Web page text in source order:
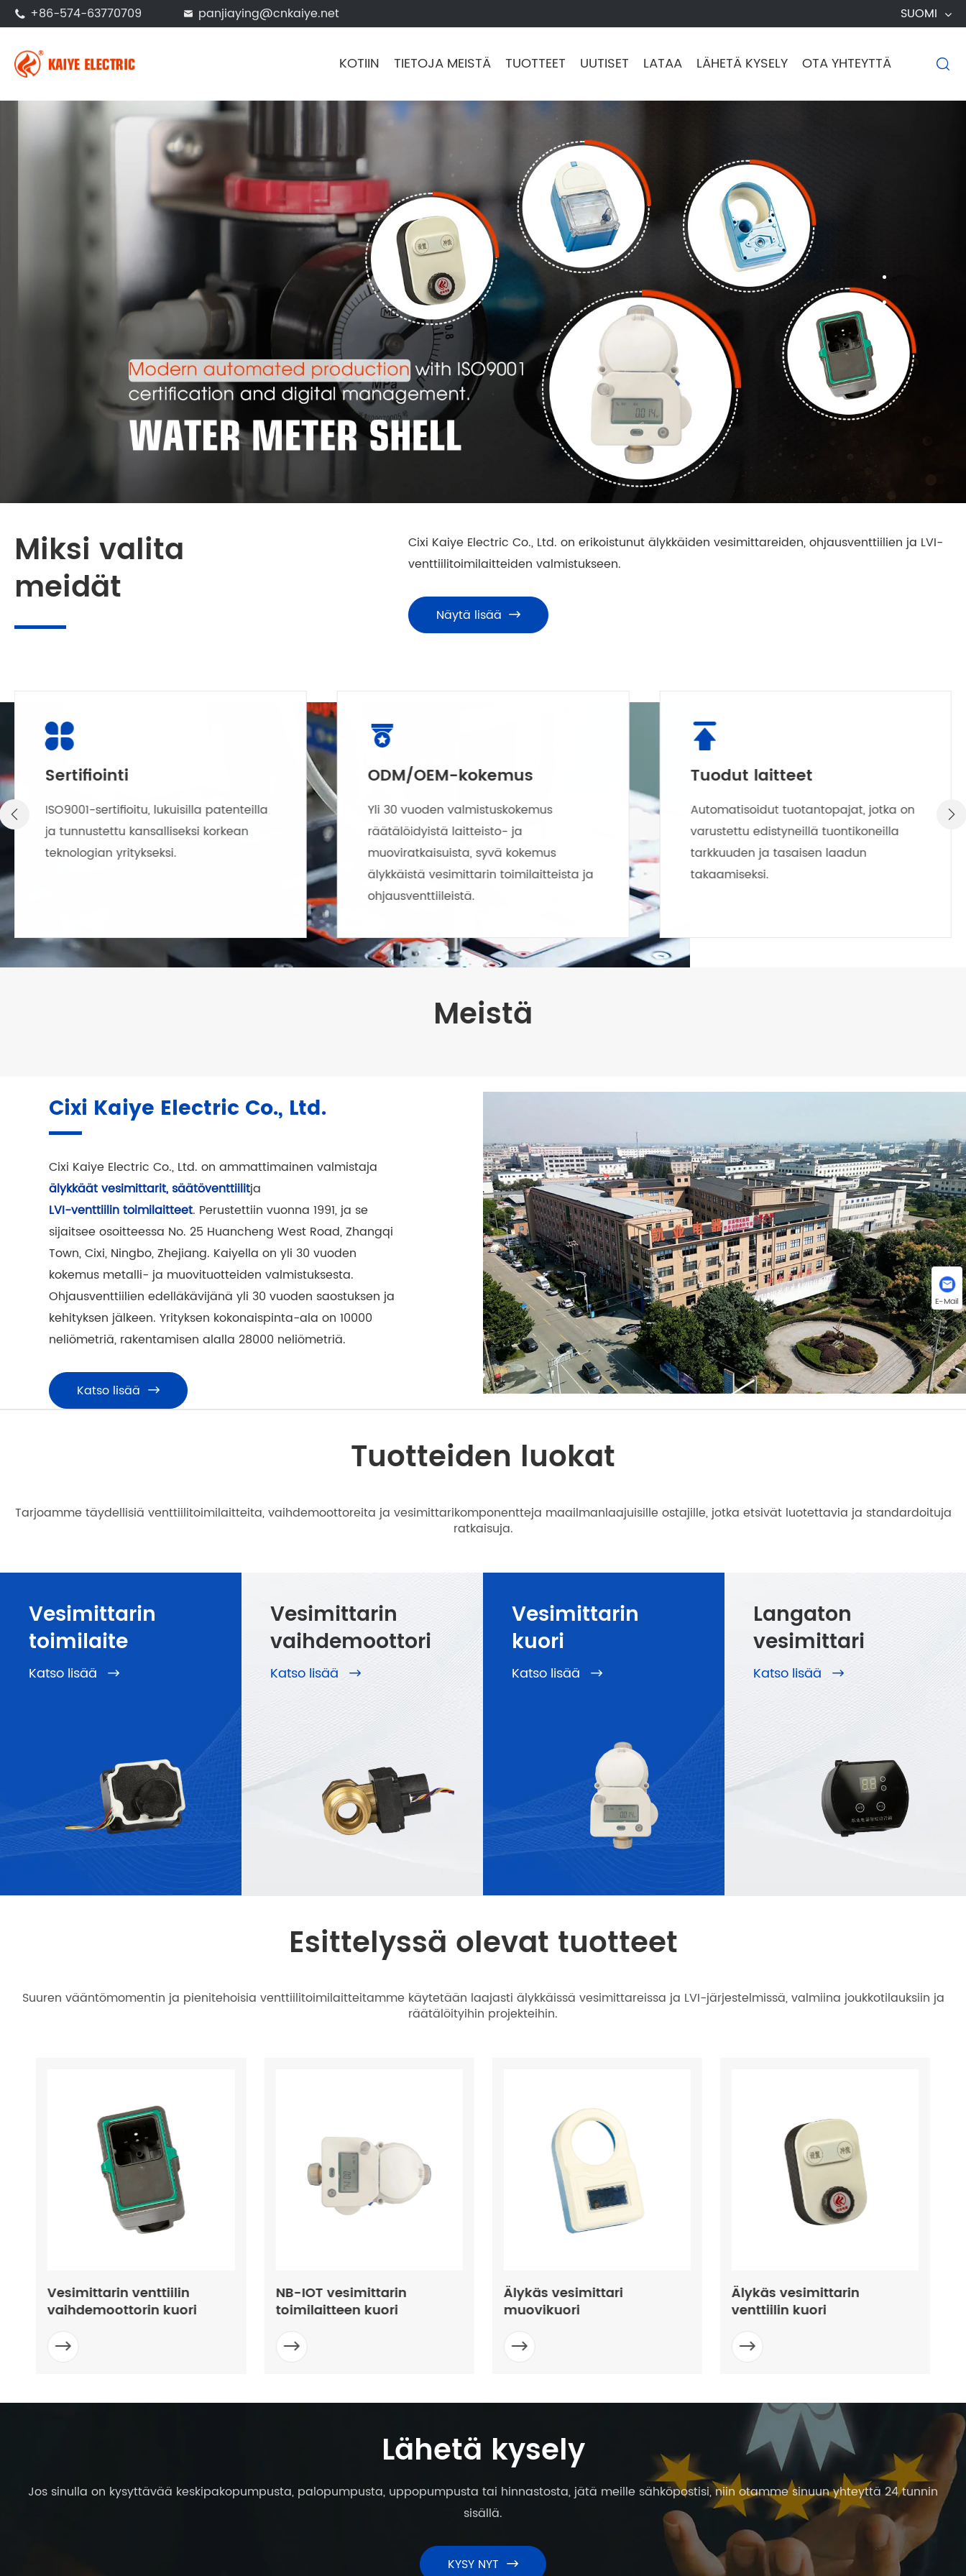
 +86-574-63770709  panjiaying@cnkaiye.net SUOMI
KOTIIN TIETOJA MEISTÄ TUOTTEET UUTISET LATAA LÄHETÄ KYSELY OTA YHTEYTTÄ 
Miksi valita
meidät
Cixi Kaiye Electric Co., Ltd. on erikoistunut älykkäiden vesimittareiden, ohjausventtiilien ja LVI-
venttiilitoimilaitteiden valmistukseen.
Näytä lisää 

Sertifiointi
ISO9001-sertifioitu, lukuisilla patenteilla
ja tunnustettu kansalliseksi korkean
teknologian yritykseksi.

ODM/OEM-kokemus
Yli 30 vuoden valmistuskokemus
räätälöidyistä laitteisto- ja
muoviratkaisuista, syvä kokemus
älykkäistä vesimittarin toimilaitteista ja
ohjausventtiileistä.

Tuodut laitteet
Automatisoidut tuotantopajat, jotka on
varustettu edistyneillä tuontikoneilla
tarkkuuden ja tasaisen laadun
takaamiseksi.
 
Meistä
älykkäät vesimittarit, säätöventtiilit
LVI-venttiilin toimilaitteet

Cixi Kaiye Electric Co., Ltd.
Cixi Kaiye Electric Co., Ltd. on ammattimainen valmistaja
älykkäät vesimittarit, säätöventtiilitja
LVI-venttiilin toimilaitteet. Perustettiin vuonna 1991, ja se
sijaitsee osoitteessa No. 25 Huancheng West Road, Zhangqi
Town, Cixi, Ningbo, Zhejiang. Kaiyella on yli 30 vuoden
kokemus metalli- ja muovituotteiden valmistuksesta.
Ohjausventtiilien edelläkävijänä yli 30 vuoden saostuksen ja
kehityksen jälkeen. Yrityksen kokonaispinta-ala on 10000
neliömetriä, rakentamisen alalla 28000 neliömetriä.
Katso lisää 
älykkäät vesimittarit, säätöventtiilit
LVI-venttiilin toimilaitteet

Tuotteiden luokat
Tarjoamme täydellisiä venttiilitoimilaitteita, vaihdemoottoreita ja vesimittarikomponentteja maailmanlaajuisille ostajille, jotka etsivät luotettavia ja standardoituja
ratkaisuja.
Vesimittarin
toimilaite
Katso lisää 
Vesimittarin
vaihdemoottori
Katso lisää 
Vesimittarin
kuori
Katso lisää 
Langaton
vesimittari
Katso lisää 
Esittelyssä olevat tuotteet
Suuren vääntömomentin ja pienitehoisia venttiilitoimilaitteitamme käytetään laajasti älykkäissä vesimittareissa ja LVI-järjestelmissä, valmiina joukkotilauksiin ja
räätälöityihin projekteihin.
Vesimittarin venttiilin
vaihdemoottorin kuori

NB-IOT vesimittarin
toimilaitteen kuori

Älykäs vesimittari
muovikuori

Älykäs vesimittarin
venttiilin kuori

Lähetä kysely
Jos sinulla on kysyttävää keskipakopumpusta, palopumpusta, uppopumpusta tai hinnastosta, jätä meille sähköpostisi, niin otamme sinuun yhteyttä 24 tunnin
sisällä.
KYSY NYT 
E-Mail